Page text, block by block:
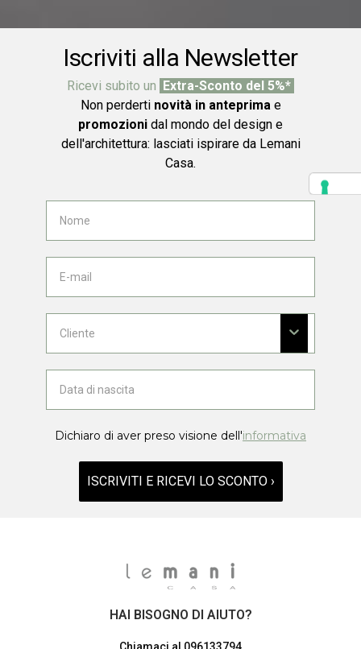
Iscriviti alla Newsletter
Ricevi subito un Extra-Sconto del 5%*
Non perderti novità in anteprima e
promozioni dal mondo del design e
dell'architettura: lasciati ispirare da Lemani
Casa.
Dichiaro di aver preso visione dell'informativa
ISCRIVITI E RICEVI LO SCONTO ›
HAI BISOGNO DI AIUTO?
Chiamaci al 096133794